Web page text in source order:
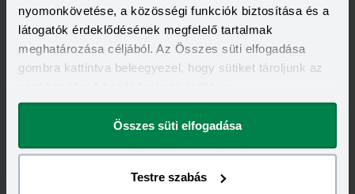
nyomonkövetése, a közösségi funkciók biztosítása és a
látogatók érdeklődésének megfelelő tartalmak
meghatározása céljából. Az Összes süti elfogadása
gombra kattintva beleegyezel, hogy sütiket tároljunk az
megváltoztathatod.
Összes süti elfogadása
Testre szabás
1052 Budapest, Deák Ferenc utca 7-
9.